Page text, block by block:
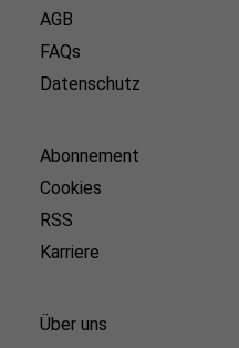
AGB
FAQs
Datenschutz
Abonnement
Cookies
RSS
Karriere
Über uns